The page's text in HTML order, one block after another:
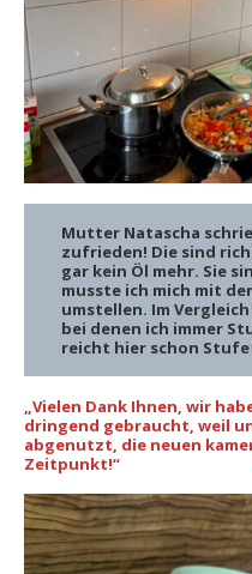
Mutter Natascha
zufrieden! Die sind
gar kein Öl mehr. Sie
musste ich mich mit
umstellen. Im
bei denen ich immer
reicht hier schon Stufe
„Vielen Dank Ihnen, wir
dringend gebraucht, weil
abgenutzt, die neuen
Zeitpunkt!“